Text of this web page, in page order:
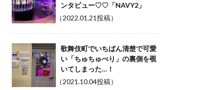
ンタビュー♡♡「NAVY2」
（2022.01.21投稿）
歌舞伎町でいちばん清楚で可愛
い「ちゅちゅべり」の裏側を覗
いてしまった…！
（2021.10.04投稿）